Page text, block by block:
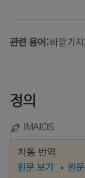
관련 용어:바깥가
정의
IMAIOS
자동 번역
원문 보기 원